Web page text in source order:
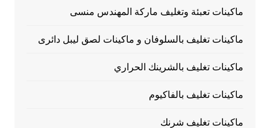
ماكينات تعبئة وتغليف ماركة المهندس منسى
ماكينات تغليف بالسلوفان و ماكينات لصق ليبل دائرى
ماكينات تغليف بالشرينك الحراري
ماكينات تغليف بالفاكيوم
ماكينات تغليف شرنك